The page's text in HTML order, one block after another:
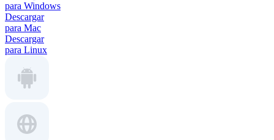
para Windows
Descargar
para Mac
Descargar
para Linux